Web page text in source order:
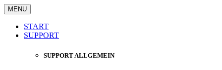
MENU
START
SUPPORT
SUPPORT ALLGEMEIN